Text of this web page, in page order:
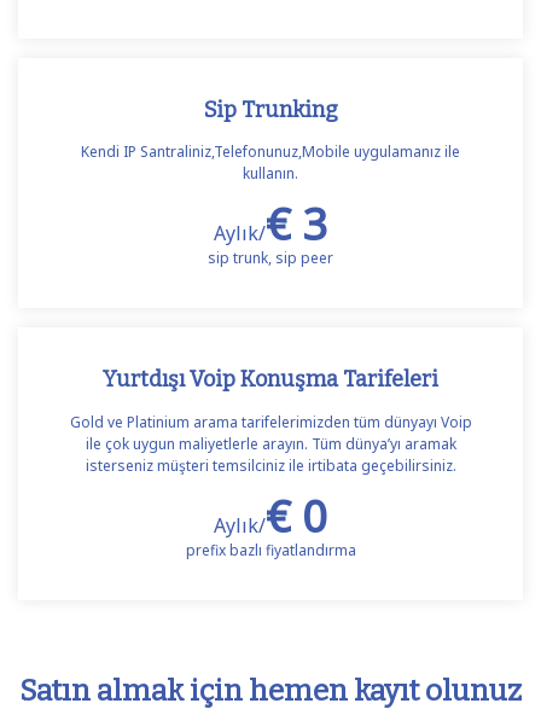
Sip Trunking
Kendi IP Santraliniz,Telefonunuz,Mobile uygulamanız ile
kullanın.
Aylık/€ 3
sip trunk, sip peer
Yurtdışı Voip Konuşma Tarifeleri
Gold ve Platinium arama tarifelerimizden tüm dünyayı Voip
ile çok uygun maliyetlerle arayın. Tüm dünya’yı aramak
isterseniz müşteri temsilciniz ile irtibata geçebilirsiniz.
Aylık/€ 0
prefix bazlı fiyatlandırma
Satın almak için hemen kayıt olunuz